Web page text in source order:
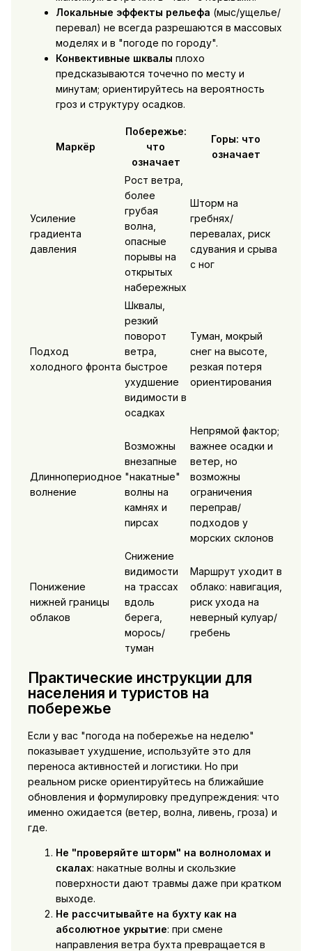
Локальные эффекты рельефа (мыс/ущелье/
перевал) не всегда разрешаются в массовых
моделях и в "погоде по городу".
Конвективные шквалы плохо
предсказываются точечно по месту и
минутам; ориентируйтесь на вероятность
гроз и структуру осадков.
Маркёр
Побережье:
что
означает
Горы: что
означает
Усиление
градиента
давления
Рост ветра,
более
грубая
волна,
опасные
порывы на
открытых
набережных
Шторм на
гребнях/
перевалах, риск
сдувания и срыва
с ног
Подход
холодного фронта
Шквалы,
резкий
поворот
ветра,
быстрое
ухудшение
видимости в
осадках
Туман, мокрый
снег на высоте,
резкая потеря
ориентирования
Длиннопериодное
волнение
Возможны
внезапные
"накатные"
волны на
камнях и
пирсах
Непрямой фактор;
важнее осадки и
ветер, но
возможны
ограничения
переправ/
подходов у
морских склонов
Понижение
нижней границы
облаков
Снижение
видимости
на трассах
вдоль
берега,
морось/
туман
Маршрут уходит в
облако: навигация,
риск ухода на
неверный кулуар/
гребень
Практические инструкции для
населения и туристов на
побережье
Если у вас "погода на побережье на неделю"
показывает ухудшение, используйте это для
переноса активностей и логистики. Но при
реальном риске ориентируйтесь на ближайшие
обновления и формулировку предупреждения: что
именно ожидается (ветер, волна, ливень, гроза) и
где.
Не "проверяйте шторм" на волноломах и
скалах: накатные волны и скользкие
поверхности дают травмы даже при кратком
выходе.
Не рассчитывайте на бухту как на
абсолютное укрытие: при смене
направления ветра бухта превращается в